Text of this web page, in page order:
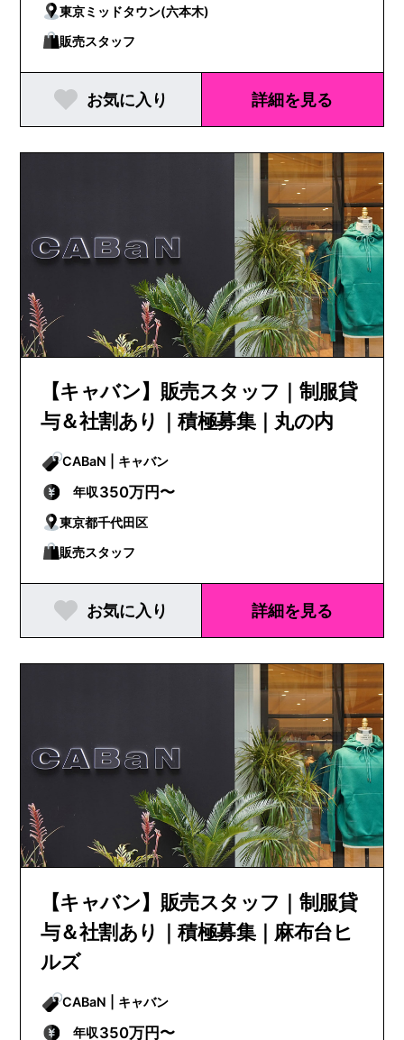
東京ミッドタウン(六本木)
販売スタッフ
お気に入り 詳細を見る
【キャバン】販売スタッフ｜制服貸
与＆社割あり｜積極募集｜丸の内
CABaN | キャバン
年収350万円〜
東京都千代田区
販売スタッフ
お気に入り 詳細を見る
【キャバン】販売スタッフ｜制服貸
与＆社割あり｜積極募集｜麻布台ヒ
ルズ
CABaN | キャバン
年収350万円〜